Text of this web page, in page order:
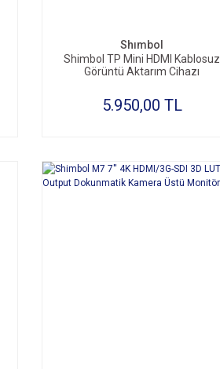
Shımbol
Shimbol TP Mini HDMI Kablosuz
Görüntü Aktarım Cihazı
5.950,00 TL